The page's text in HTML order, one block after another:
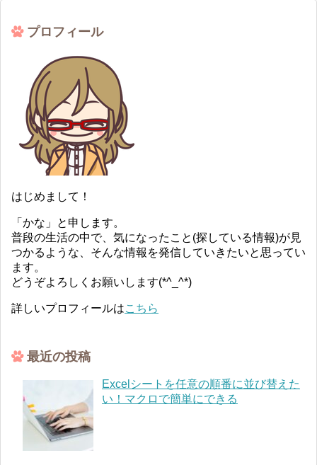
プロフィール
はじめまして！
「かな」と申します。
普段の生活の中で、気になったこと(探している情報)が見
つかるような、そんな情報を発信していきたいと思ってい
ます。
どうぞよろしくお願いします(*^_^*)
詳しいプロフィールはこちら
最近の投稿
Excelシートを任意の順番に並び替えた
い！マクロで簡単にできる